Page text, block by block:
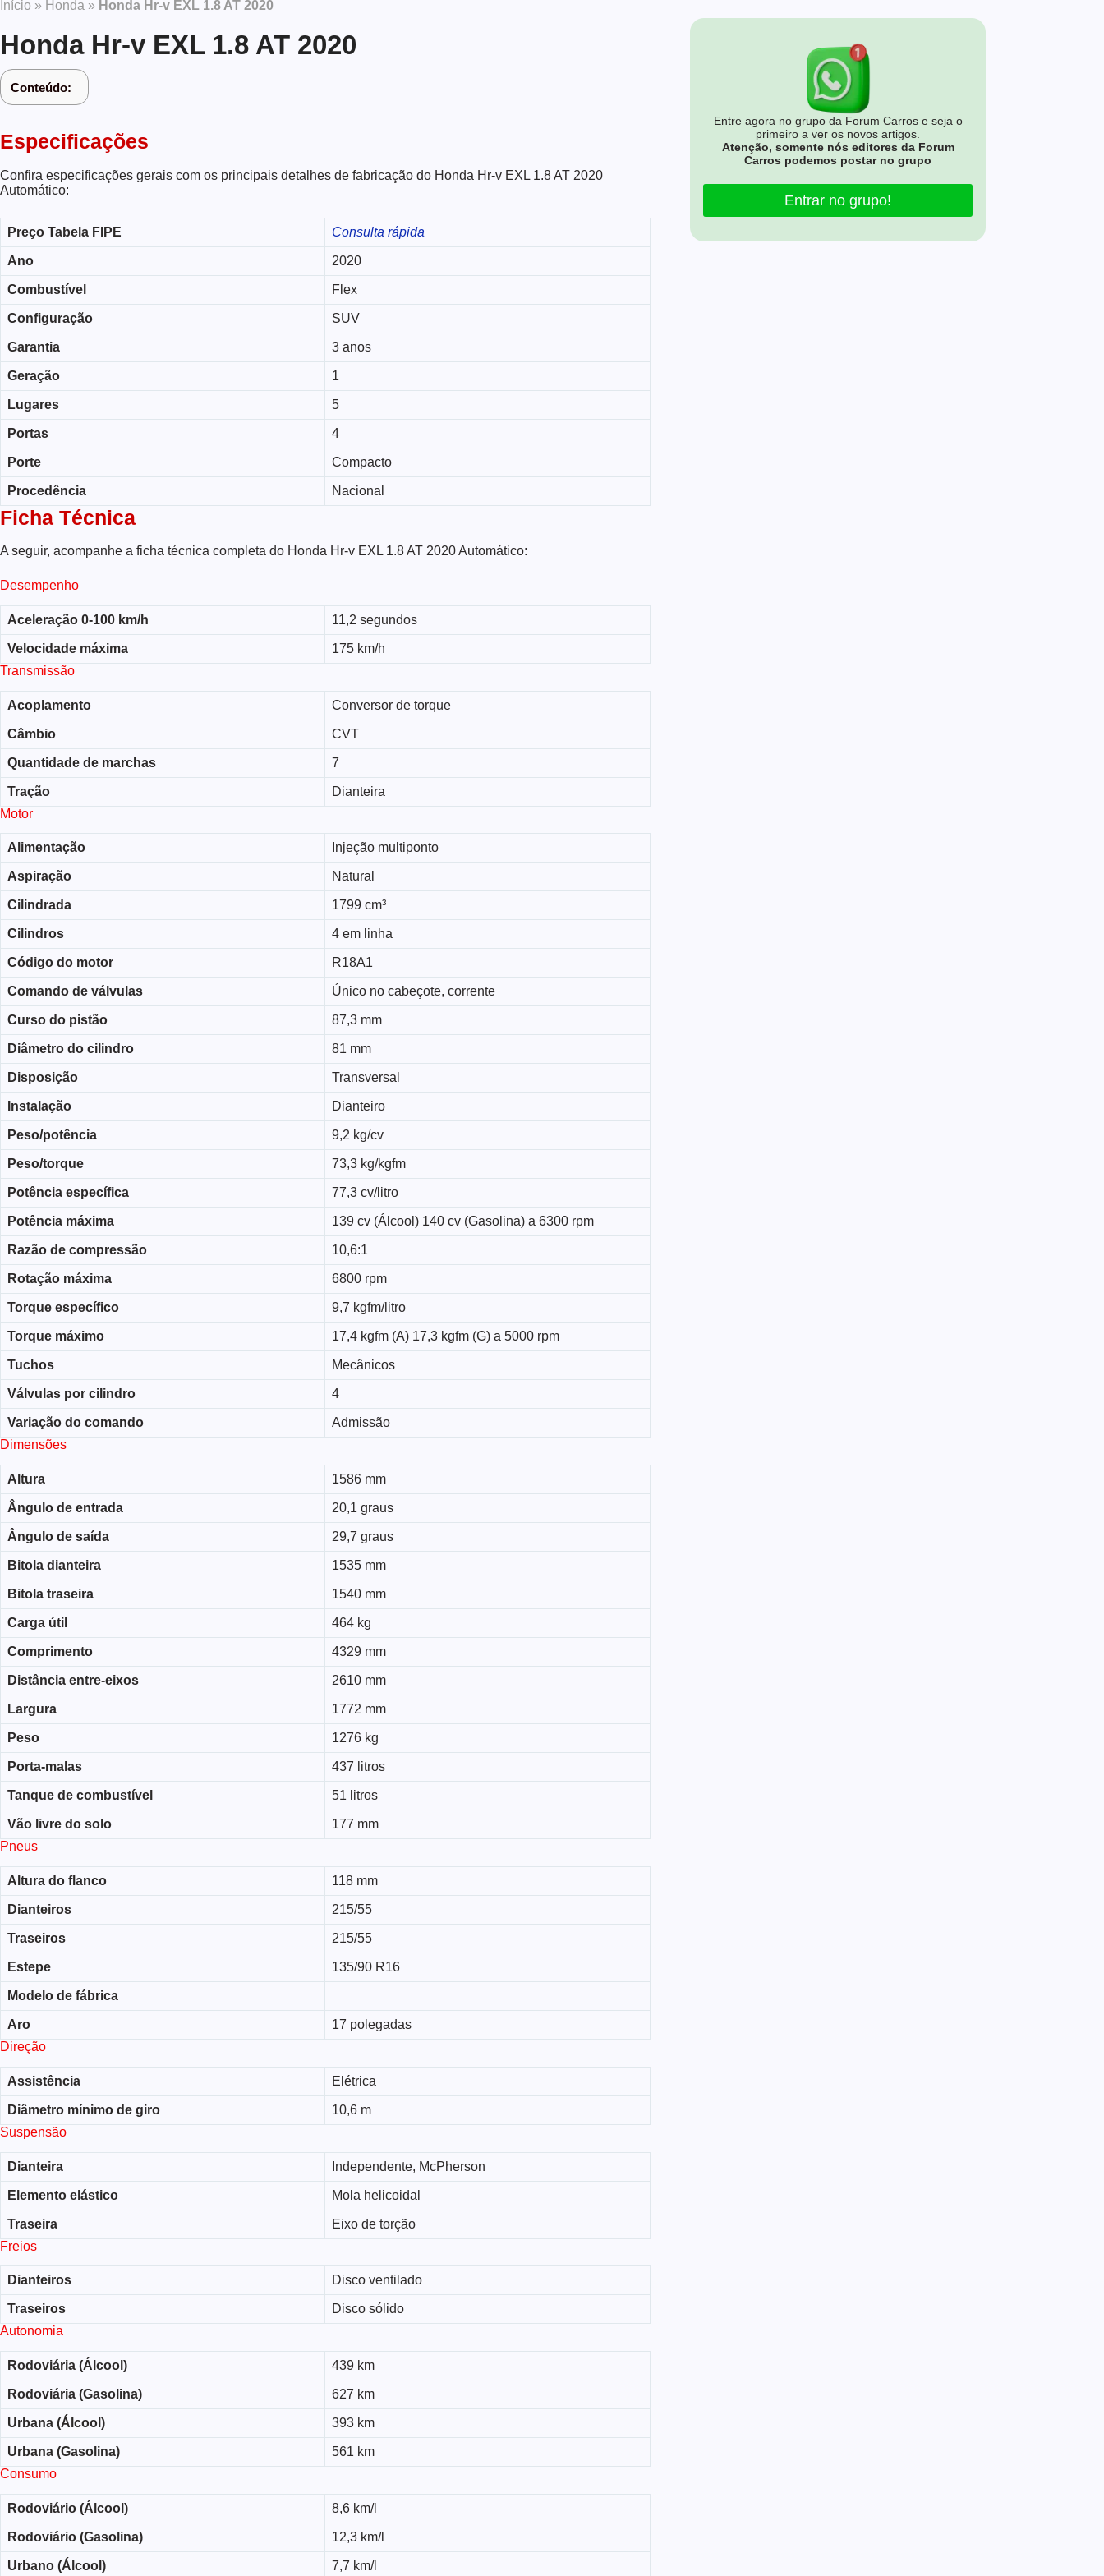
Início » Honda » Honda Hr-v EXL 1.8 AT 2020
Honda Hr-v EXL 1.8 AT 2020
Conteúdo:
Especificações
Confira especificações gerais com os principais detalhes de fabricação do Honda Hr-v EXL 1.8 AT 2020
Automático:
Preço Tabela FIPE Consulta rápida
Ano 2020
Combustível Flex
Configuração SUV
Garantia 3 anos
Geração 1
Lugares 5
Portas 4
Porte Compacto
Procedência Nacional
Ficha Técnica
A seguir, acompanhe a ficha técnica completa do Honda Hr-v EXL 1.8 AT 2020 Automático:
Desempenho
Aceleração 0-100 km/h 11,2 segundos
Velocidade máxima
175 km/h
Transmissão
Acoplamento Conversor de torque
Câmbio CVT
Quantidade de marchas 7
Tração
Dianteira
Motor
Alimentação Injeção multiponto
Aspiração Natural
Cilindrada 1799 cm³
Cilindros 4 em linha
Código do motor R18A1
Comando de válvulas Único no cabeçote, corrente
Curso do pistão 87,3 mm
Diâmetro do cilindro 81 mm
Disposição Transversal
Instalação Dianteiro
Peso/potência 9,2 kg/cv
Peso/torque 73,3 kg/kgfm
Potência específica 77,3 cv/litro
Potência máxima 139 cv (Álcool) 140 cv (Gasolina) a 6300 rpm
Razão de compressão 10,6:1
Rotação máxima 6800 rpm
Torque específico 9,7 kgfm/litro
Torque máximo 17,4 kgfm (A) 17,3 kgfm (G) a 5000 rpm
Tuchos Mecânicos
Válvulas por cilindro 4
Variação do comando
Admissão
Dimensões
Altura 1586 mm
Ângulo de entrada 20,1 graus
Ângulo de saída 29,7 graus
Bitola dianteira 1535 mm
Bitola traseira 1540 mm
Carga útil 464 kg
Comprimento 4329 mm
Distância entre-eixos 2610 mm
Largura 1772 mm
Peso 1276 kg
Porta-malas 437 litros
Tanque de combustível 51 litros
Vão livre do solo
177 mm
Pneus
Altura do flanco 118 mm
Dianteiros 215/55
Traseiros 215/55
Estepe 135/90 R16
Modelo de fábrica
Aro
17 polegadas
Direção
Assistência Elétrica
Diâmetro mínimo de giro
10,6 m
Suspensão
Dianteira Independente, McPherson
Elemento elástico Mola helicoidal
Traseira
Eixo de torção
Freios
Dianteiros Disco ventilado
Traseiros
Disco sólido
Autonomia
Rodoviária (Álcool) 439 km
Rodoviária (Gasolina) 627 km
Urbana (Álcool) 393 km
Urbana (Gasolina)
561 km
Consumo
Rodoviário (Álcool) 8,6 km/l
Rodoviário (Gasolina) 12,3 km/l
Urbano (Álcool) 7,7 km/l
Entre agora no grupo da Forum Carros e seja o
primeiro a ver os novos artigos.
Atenção, somente nós editores da Forum
Carros podemos postar no grupo
Entrar no grupo!